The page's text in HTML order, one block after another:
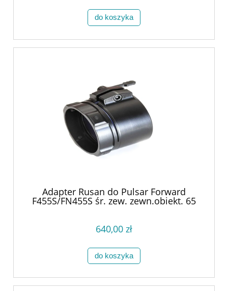
do koszyka
Adapter Rusan do Pulsar Forward
F455S/FN455S śr. zew. zewn.obiekt. 65
640,00 zł
do koszyka